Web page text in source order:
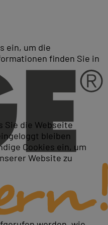
ein, um die
finden Sie in
Sie die Webseite
bleiben
Cookies ein, um
Website zu